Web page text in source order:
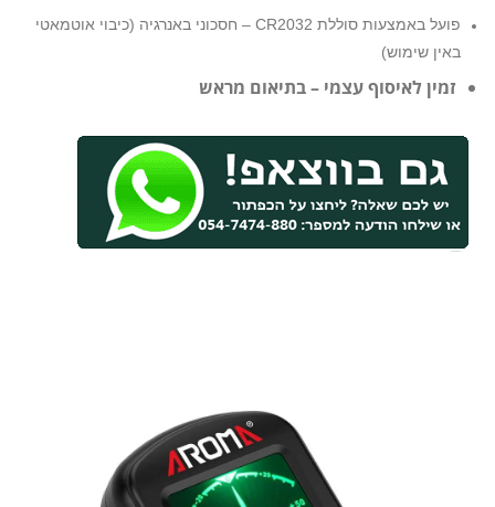
פועל באמצעות סוללת CR2032 – חסכוני באנרגיה (כיבוי אוטמאטי
באין שימוש)
זמין לאיסוף עצמי – בתיאום מראש